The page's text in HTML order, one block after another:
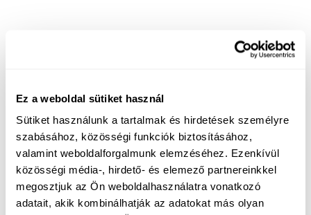
Ez a weboldal sütiket használ
Sütiket használunk a tartalmak és hirdetések személyre
szabásához, közösségi funkciók biztosításához,
valamint weboldalforgalmunk elemzéséhez. Ezenkívül
közösségi média-, hirdető- és elemező partnereinkkel
megosztjuk az Ön weboldalhasználatra vonatkozó
adatait, akik kombinálhatják az adatokat más olyan